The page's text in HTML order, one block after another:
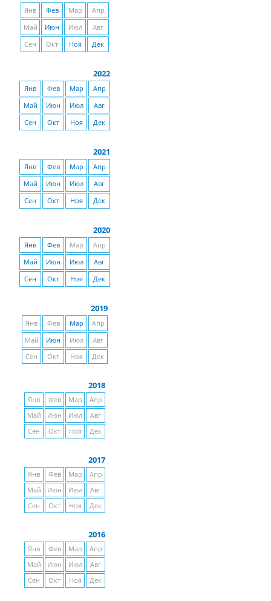
Янв Фев Мар
Апр
Май
Июн Июл
Авг
Сен
Окт Ноя Дек
2022
Янв Фев Мар
Апр
Май
Июн Июл
Авг
Сен
Окт Ноя Дек
2021
Янв Фев Мар
Апр
Май
Июн Июл
Авг
Сен
Окт Ноя Дек
2020
Янв Фев Мар
Апр
Май
Июн Июл
Авг
Сен
Окт Ноя Дек
2019
Янв Фев Мар
Апр
Май
Июн Июл
Авг
Сен
Окт Ноя Дек
2018
Янв Фев Мар
Апр
Май
Июн Июл
Авг
Сен
Окт Ноя Дек
2017
Янв Фев Мар
Апр
Май
Июн Июл
Авг
Сен
Окт Ноя Дек
2016
Янв Фев Мар
Апр
Май
Июн Июл
Авг
Сен
Окт Ноя Дек